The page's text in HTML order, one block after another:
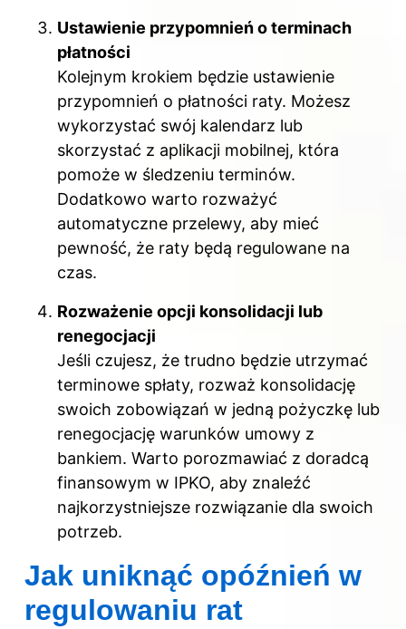
Ustawienie przypomnień o terminach
płatności
Kolejnym krokiem będzie ustawienie
przypomnień o płatności raty. Możesz
wykorzystać swój kalendarz lub
skorzystać z aplikacji mobilnej, która
pomoże w śledzeniu terminów.
Dodatkowo warto rozważyć
automatyczne przelewy, aby mieć
pewność, że raty będą regulowane na
czas.
Rozważenie opcji konsolidacji lub
renegocjacji
Jeśli czujesz, że trudno będzie utrzymać
terminowe spłaty, rozważ konsolidację
swoich zobowiązań w jedną pożyczkę lub
renegocjację warunków umowy z
bankiem. Warto porozmawiać z doradcą
finansowym w IPKO, aby znaleźć
najkorzystniejsze rozwiązanie dla swoich
potrzeb.
Jak uniknąć opóźnień w
regulowaniu rat